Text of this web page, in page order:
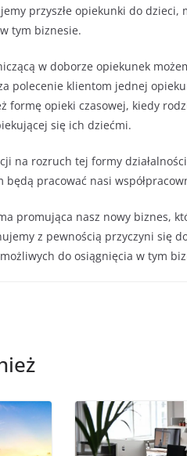
przyszłe opiekunki do dzieci,
tym biznesie.
w doborze opiekunek
polecenie klientom jednej
formę opieki czasowej, kiedy
się ich dziećmi.
na rozruch tej formy
będą pracować nasi
promująca nasz nowy biznes,
z pewnością przyczyni się
do osiągnięcia w tym